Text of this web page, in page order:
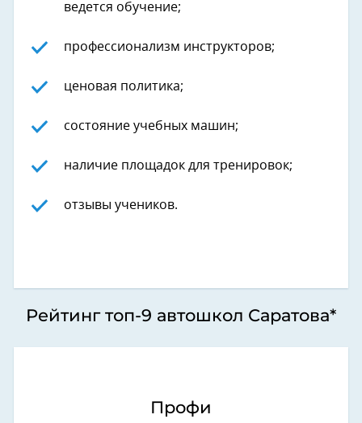
ведется обучение;
профессионализм инструкторов;
ценовая политика;
состояние учебных машин;
наличие площадок для тренировок;
отзывы учеников.
Рейтинг топ-9 автошкол Саратова*
Профи